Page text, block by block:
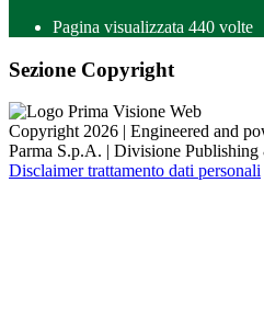
Pagina visualizzata 440 volte
Sezione Copyright
Copyright 2026 | Engineered and
Parma S.p.A. | Divisione
Disclaimer trattamento dati personali